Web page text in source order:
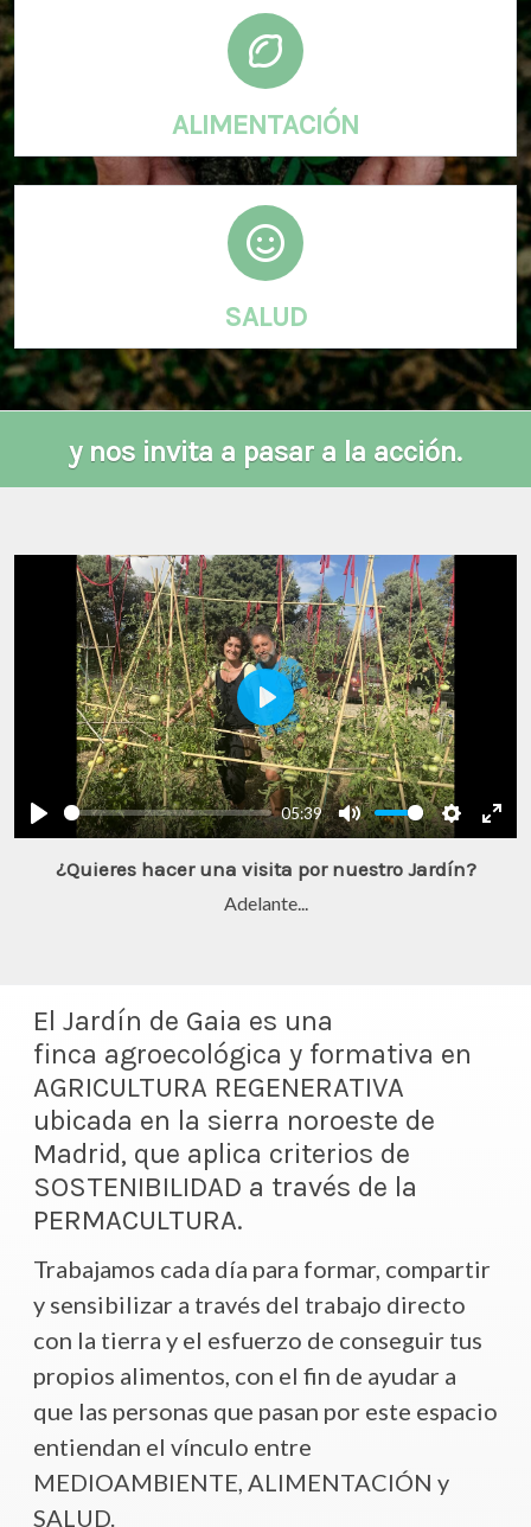
ALIMENTACIÓN
SALUD
y nos invita a pasar a la acción.
Play
05:39
Mute Settings
Play
¿Quieres hacer una visita por nuestro Jardín?
Adelante...
El Jardín de Gaia es una
finca agroecológica y formativa en
AGRICULTURA REGENERATIVA
ubicada en la sierra noroeste de
Madrid, que aplica criterios de
SOSTENIBILIDAD a través de la
PERMACULTURA.
Trabajamos cada día para formar, compartir
y sensibilizar a través del trabajo directo
con la tierra y el esfuerzo de conseguir tus
propios alimentos, con el fin de ayudar a
que las personas que pasan por este espacio
entiendan el vínculo entre
MEDIOAMBIENTE, ALIMENTACIÓN y
SALUD.